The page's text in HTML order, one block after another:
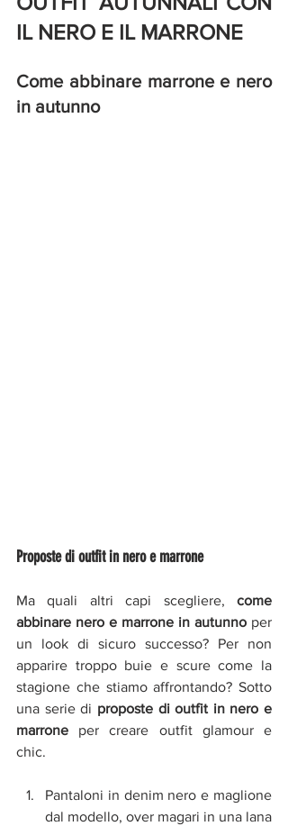
IL NERO E IL MARRONE
Come abbinare marrone e nero
in autunno
Proposte di outfit in nero e marrone
Ma quali altri capi scegliere, come
abbinare nero e marrone in autunno per
un look di sicuro successo? Per non
apparire troppo buie e scure come la
stagione che stiamo affrontando? Sotto
una serie di proposte di outfit in nero e
marrone per creare outfit glamour e
chic.
Pantaloni in denim nero e maglione
dal modello, over magari in una lana